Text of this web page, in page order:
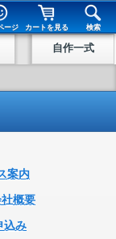
ージ カートを見る 検索
自作一式
案内
概要
込み